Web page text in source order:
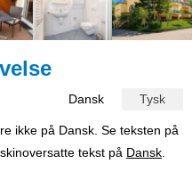
Dansk Tysk
ikke på Dansk. Se teksten på
tekst på Dansk